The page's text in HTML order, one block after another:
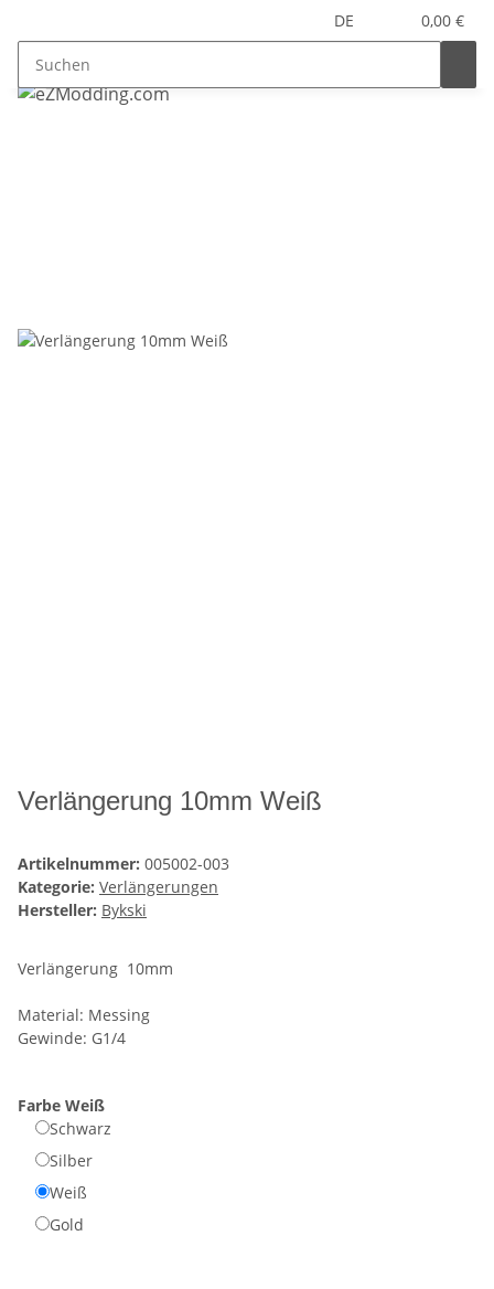
DE 0,00 €
Verlängerung 10mm Weiß
Artikelnummer: 005002-003
Kategorie: Verlängerungen
Hersteller: Bykski
Verlängerung 10mm
Material: Messing
Gewinde: G1/4
Farbe Weiß
Schwarz
Silber
Weiß
Gold